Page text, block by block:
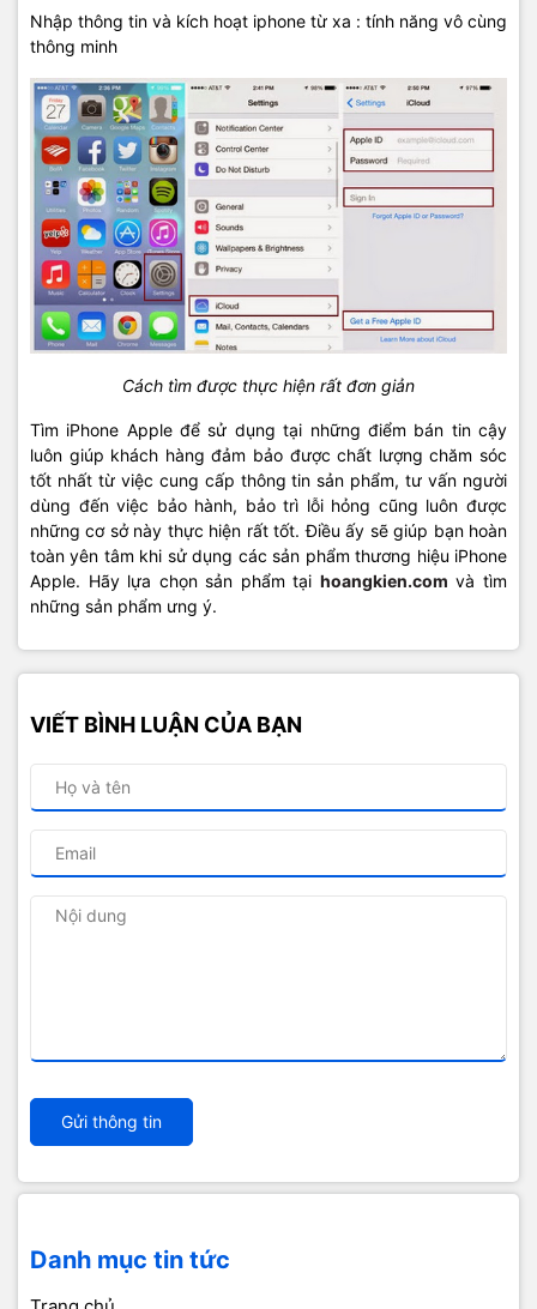
Nhập thông tin và kích hoạt iphone từ xa : tính năng vô cùng
thông minh
Cách tìm được thực hiện rất đơn giản
Tìm iPhone Apple để sử dụng tại những điểm bán tin cậy
luôn giúp khách hàng đảm bảo được chất lượng chăm sóc
tốt nhất từ việc cung cấp thông tin sản phẩm, tư vấn người
dùng đến việc bảo hành, bảo trì lỗi hỏng cũng luôn được
những cơ sở này thực hiện rất tốt. Điều ấy sẽ giúp bạn hoàn
toàn yên tâm khi sử dụng các sản phẩm thương hiệu iPhone
Apple. Hãy lựa chọn sản phẩm tại hoangkien.com và tìm
những sản phẩm ưng ý.
VIẾT BÌNH LUẬN CỦA BẠN
Gửi thông tin
Danh mục tin tức